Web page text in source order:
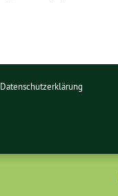
Datenschutzerklärung